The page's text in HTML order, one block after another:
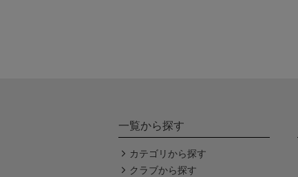
一覧から探す
カテゴリから探す
クラブから探す